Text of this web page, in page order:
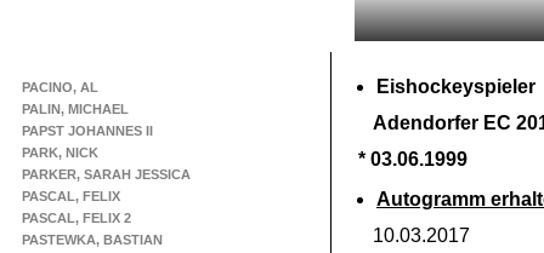
PACINO, AL
PALIN, MICHAEL
PAPST JOHANNES II
PARK, NICK
PARKER, SARAH JESSICA
PASCAL, FELIX
PASCAL, FELIX 2
PASTEWKA, BASTIAN
Eishockeyspieler
Adendorfer EC
* 03.06.1999
Autogramm
10.03.2017